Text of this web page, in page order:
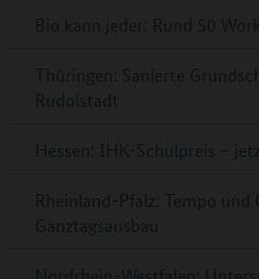
Bio kann jeder: Rund 50
Thüringen: Sanierte
Rudolstadt
Hessen: IHK-Schulpreis –
Rheinland-Pfalz: Tempo und
Ganztagsausbau